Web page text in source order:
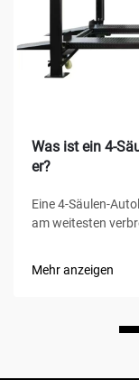
Was ist ein 4-
er?
Eine 4-Säulen-
am weitesten
Wagenhebern
Mehr anzeigen